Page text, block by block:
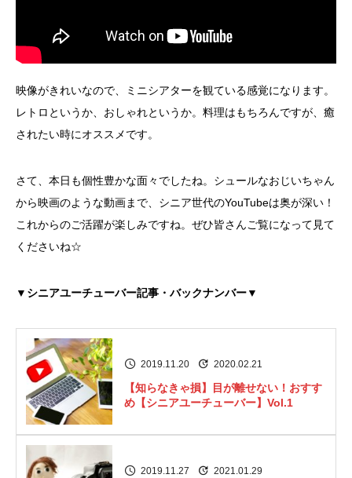
映像がきれいなので、ミニシアターを観ている感覚になります。
レトロというか、おしゃれというか。料理はもちろんですが、癒
されたい時にオススメです。
さて、本日も個性豊かな面々でしたね。シュールなおじいちゃん
から映画のような動画まで、シニア世代のYouTubeは奥が深い！
これからのご活躍が楽しみですね。ぜひ皆さんご覧になって見て
くださいね☆
▼シニアユーチューバー記事・バックナンバー▼
2019.11.20 2020.02.21
【知らなきゃ損】目が離せない！おすす
め【シニアユーチューバー】Vol.1
2019.11.27 2021.01.29